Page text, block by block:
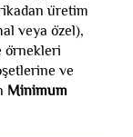
üretim
veya özel),
örnekleri
ve
Minimum